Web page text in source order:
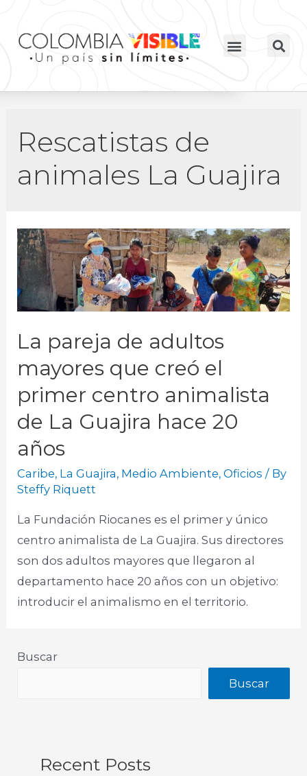
Rescatistas de
animales La Guajira
La pareja de adultos
mayores que creó el
primer centro animalista
de La Guajira hace 20
años
Caribe, La Guajira, Medio Ambiente,Oficios / By
Steffy Riquett
La Fundación Riocanes es el primer y único
centro animalista de La Guajira. Sus directores
son dos adultos mayores que llegaron al
departamento hace 20 años con un objetivo:
introducir el animalismo en el territorio.
Buscar
Buscar
Recent Posts